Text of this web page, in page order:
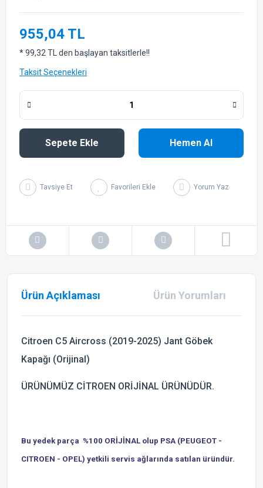
955,04 TL
* 99,32 TL den başlayan taksitlerle!!
Taksit Seçenekleri
Sepete Ekle Hemen Al
Tavsiye Et Yorum Yaz
Ürün Açıklaması Ürün Yorumları
Citroen C5 Aircross (2019-2025) Jant Göbek
Kapağı (Orijinal)
ÜRÜNÜMÜZ CİTROEN ORİJİNAL ÜRÜNÜDÜR.
Bu yedek parça %100 ORİJİNAL olup PSA (PEUGEOT -
CITROEN - OPEL) yetkili servis ağlarında satılan üründür.